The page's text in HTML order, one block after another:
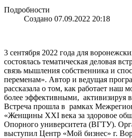
Подробности
Создано 07.09.2022 20:18
3 сентября 2022 года для
состоялась тематическая деловая
связь мышления собственника и
переменам». Автор и ведущая
рассказала о том, как работает наш
более эффективными, активизируя
Встреча прошла в рамках
«Женщины XXI века за здоровое
Опорного университета (ВГТУ).
выступил Центр «Мой бизнес» г.